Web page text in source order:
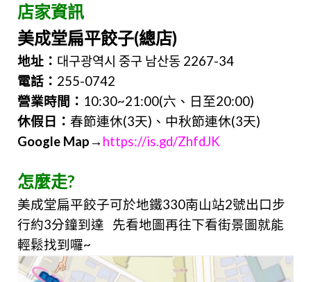
店家資訊
美成堂扁平餃子(總店)
地址： 대구광역시 중구 남산동 2267-34
電話： 255-0742
營業時間： 10:30~21:00(六、日至20:00)
休假日： 春節連休(3天)、中秋節連休(3天)
Google Map→ https://is.gd/ZhfdJK
怎麼走?
美成堂扁平餃子可於地鐵330南山站2號出口步
行約3分鐘到達 先看地圖再往下看街景圖就能
輕鬆找到囉~